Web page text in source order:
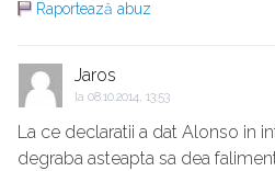
Raportează abuz
Jaros
la 08.10.2014, 13:53
La ce declaratii a dat Alonso in
degraba asteapta sa dea